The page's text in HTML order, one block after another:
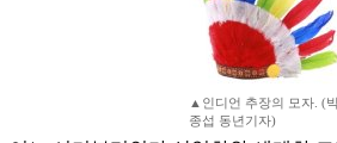
▲인디언 추장의 모자. (
종섭 동년기자)